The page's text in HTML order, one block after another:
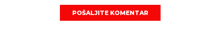
POŠALJITE KOMENTAR